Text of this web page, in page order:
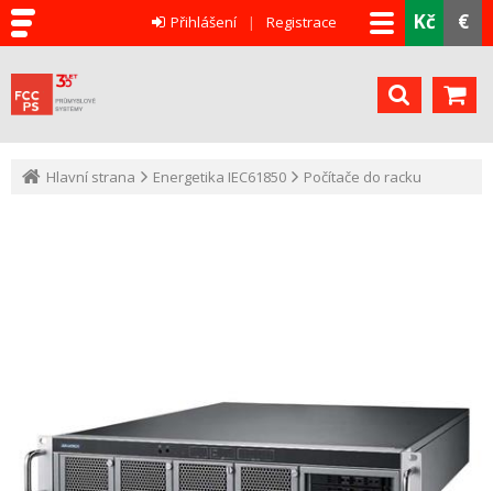
Kč €
Přihlášení Registrace
Hlavní strana Energetika IEC61850 Počítače do racku